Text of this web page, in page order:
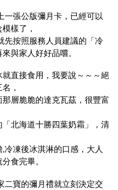
一張公版彌月卡 ， 已經可以
樣了 ，
先按照服務人員建議的「冷
來與家人好好品嚐。
直接食用 ， 我要說～～～絕
，
層脆脆的達克瓦茲 ， 很豐富
北海道十勝四葉奶霜」 ， 清
,冷凍後冰淇淋的口感 ， 大人
食完畢。
二寶的彌月禮就立刻決定交